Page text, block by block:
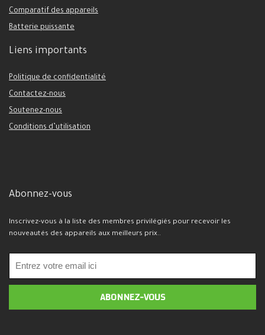
Comparatif des appareils
Batterie puissante
Liens importants
Politique de confidentialité
Contactez-nous
Soutenez-nous
Conditions d’utilisation
Abonnez-vous
Inscrivez-vous à la liste des membres privilégiés pour recevoir les
nouveautés des appareils aux meilleurs prix..